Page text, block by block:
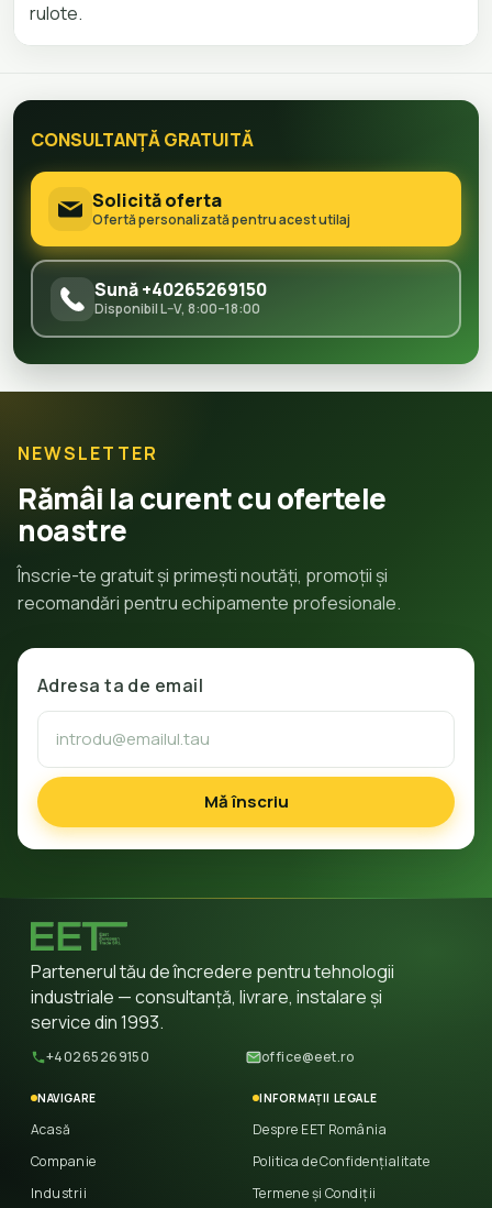
rulote.
CONSULTANȚĂ GRATUITĂ
Solicită oferta
Ofertă personalizată pentru acest utilaj
Sună +40265269150
Disponibil L–V, 8:00–18:00
NEWSLETTER
Rămâi la curent cu ofertele
noastre
Înscrie-te gratuit și primești noutăți, promoții și
recomandări pentru echipamente profesionale.
Adresa ta de email
Mă înscriu
Partenerul tău de încredere pentru tehnologii
industriale — consultanță, livrare, instalare și
service din 1993.
+40265269150 office@eet.ro
NAVIGARE
Acasă
Companie
Industrii
INFORMAȚII LEGALE
Despre EET România
Politica de Confidențialitate
Termene și Condiții